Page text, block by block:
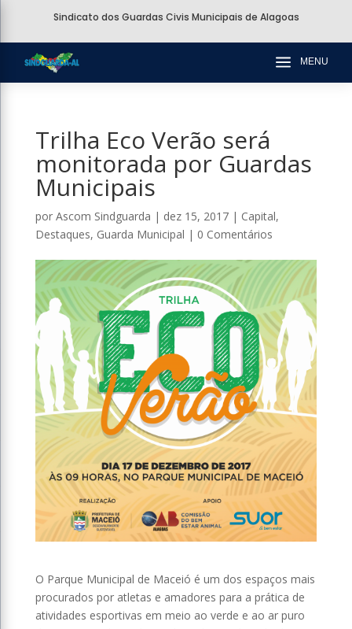
Sindicato dos Guardas Civis Municipais de Alagoas
a MENU
Trilha Eco Verão será
monitorada por Guardas
Municipais
por Ascom Sindguarda | dez 15, 2017| Capital,
Destaques, Guarda Municipal | 0 Comentários
O Parque Municipal de Maceió é um dos espaços mais
procurados por atletas e amadores para a prática de
atividades esportivas em meio ao verde e ao ar puro